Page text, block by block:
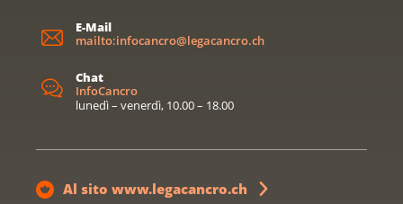
E-Mail
mailto:infocancro@legacancro.ch
Chat
InfoCancro
lunedì – venerdì, 10.00 – 18.00
Al sito www.legacancro.ch